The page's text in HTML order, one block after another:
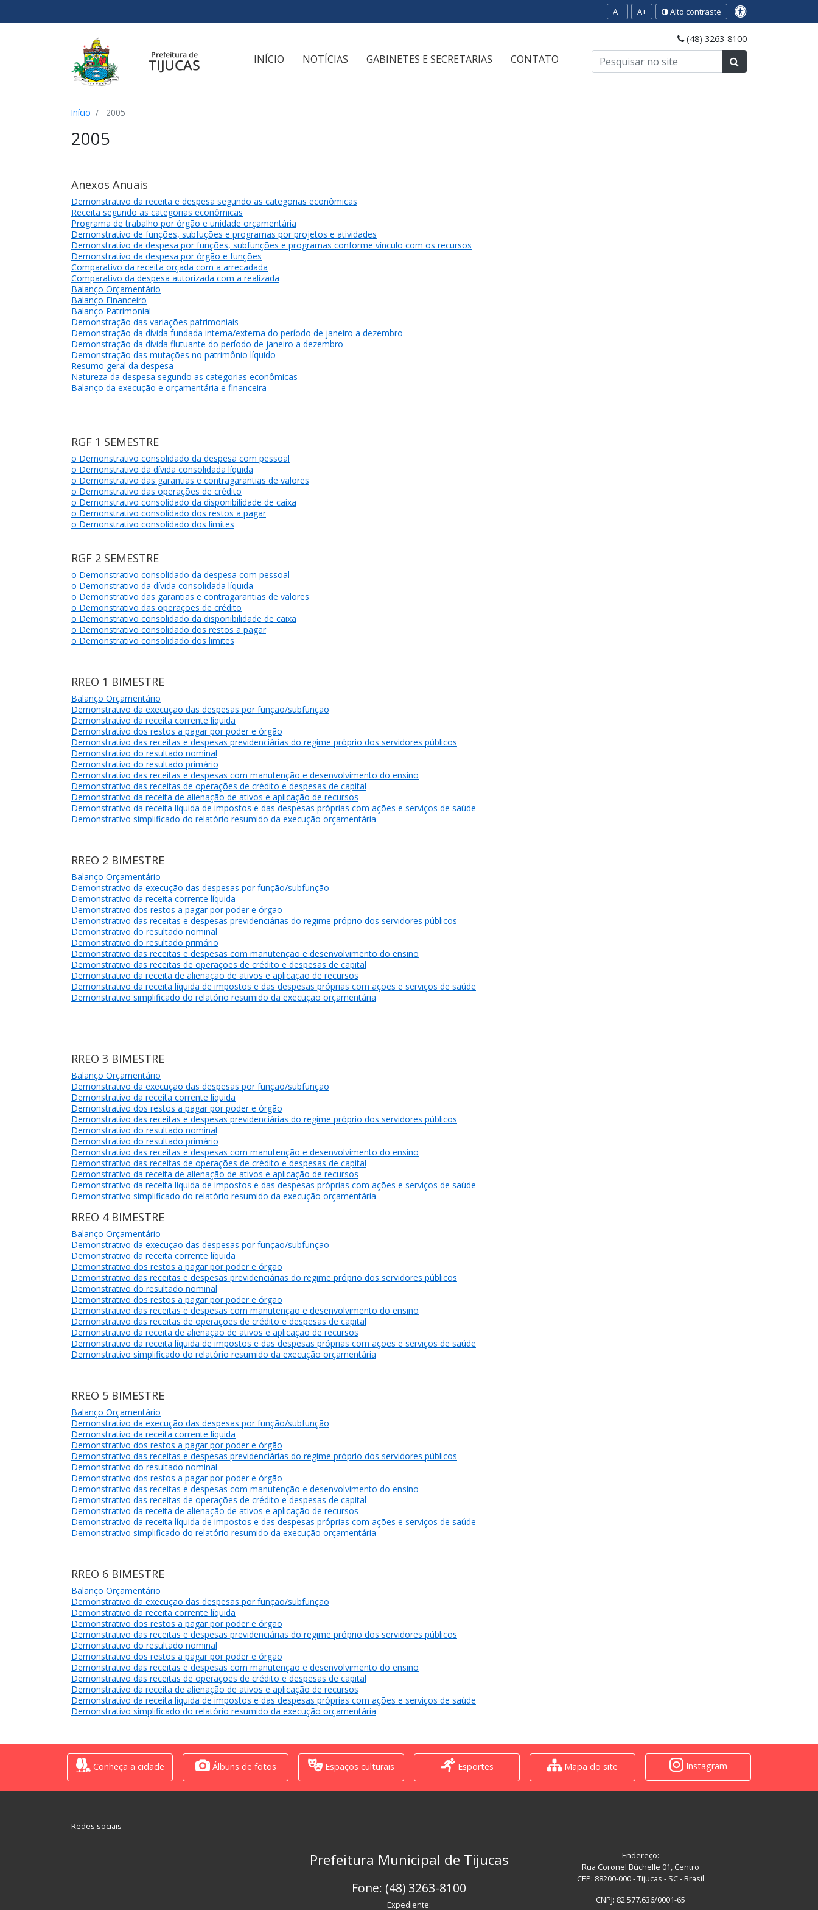
A− A+ Alto contraste
INÍCIO NOTÍCIAS GABINETES E SECRETARIAS CONTATO
(48) 3263-8100
Início 2005
2005
Anexos Anuais
Demonstrativo da receita e despesa segundo as categorias econômicas
Receita segundo as categorias econômicas
Programa de trabalho por órgão e unidade orçamentária
Demonstrativo de funções, subfuções e programas por projetos e atividades
Demonstrativo da despesa por funções, subfunções e programas conforme vínculo com os recursos
Demonstrativo da despesa por órgão e funções
Comparativo da receita orçada com a arrecadada
Comparativo da despesa autorizada com a realizada
Balanço Orçamentário
Balanço Financeiro
Balanço Patrimonial
Demonstração das variações patrimoniais
Demonstração da dívida fundada interna/externa do período de janeiro a dezembro
Demonstração da dívida flutuante do período de janeiro a dezembro
Demonstração das mutações no patrimônio líquido
Resumo geral da despesa
Natureza da despesa segundo as categorias econômicas
Balanço da execução e orçamentária e financeira
RGF 1 SEMESTRE
o Demonstrativo consolidado da despesa com pessoal
o Demonstrativo da dívida consolidada líquida
o Demonstrativo das garantias e contragarantias de valores
o Demonstrativo das operações de crédito
o Demonstrativo consolidado da disponibilidade de caixa
o Demonstrativo consolidado dos restos a pagar
o Demonstrativo consolidado dos limites
RGF 2 SEMESTRE
o Demonstrativo consolidado da despesa com pessoal
o Demonstrativo da dívida consolidada líquida
o Demonstrativo das garantias e contragarantias de valores
o Demonstrativo das operações de crédito
o Demonstrativo consolidado da disponibilidade de caixa
o Demonstrativo consolidado dos restos a pagar
o Demonstrativo consolidado dos limites
RREO 1 BIMESTRE
Balanço Orçamentário
Demonstrativo da execução das despesas por função/subfunção
Demonstrativo da receita corrente líquida
Demonstrativo dos restos a pagar por poder e órgão
Demonstrativo das receitas e despesas previdenciárias do regime próprio dos servidores públicos
Demonstrativo do resultado nominal
Demonstrativo do resultado primário
Demonstrativo das receitas e despesas com manutenção e desenvolvimento do ensino
Demonstrativo das receitas de operações de crédito e despesas de capital
Demonstrativo da receita de alienação de ativos e aplicação de recursos
Demonstrativo da receita líquida de impostos e das despesas próprias com ações e serviços de saúde
Demonstrativo simplificado do relatório resumido da execução orçamentária
RREO 2 BIMESTRE
Balanço Orçamentário
Demonstrativo da execução das despesas por função/subfunção
Demonstrativo da receita corrente líquida
Demonstrativo dos restos a pagar por poder e órgão
Demonstrativo das receitas e despesas previdenciárias do regime próprio dos servidores públicos
Demonstrativo do resultado nominal
Demonstrativo do resultado primário
Demonstrativo das receitas e despesas com manutenção e desenvolvimento do ensino
Demonstrativo das receitas de operações de crédito e despesas de capital
Demonstrativo da receita de alienação de ativos e aplicação de recursos
Demonstrativo da receita líquida de impostos e das despesas próprias com ações e serviços de saúde
Demonstrativo simplificado do relatório resumido da execução orçamentária
RREO 3 BIMESTRE
Balanço Orçamentário
Demonstrativo da execução das despesas por função/subfunção
Demonstrativo da receita corrente líquida
Demonstrativo dos restos a pagar por poder e órgão
Demonstrativo das receitas e despesas previdenciárias do regime próprio dos servidores públicos
Demonstrativo do resultado nominal
Demonstrativo do resultado primário
Demonstrativo das receitas e despesas com manutenção e desenvolvimento do ensino
Demonstrativo das receitas de operações de crédito e despesas de capital
Demonstrativo da receita de alienação de ativos e aplicação de recursos
Demonstrativo da receita líquida de impostos e das despesas próprias com ações e serviços de saúde
Demonstrativo simplificado do relatório resumido da execução orçamentária
RREO 4 BIMESTRE
Balanço Orçamentário
Demonstrativo da execução das despesas por função/subfunção
Demonstrativo da receita corrente líquida
Demonstrativo dos restos a pagar por poder e órgão
Demonstrativo das receitas e despesas previdenciárias do regime próprio dos servidores públicos
Demonstrativo do resultado nominal
Demonstrativo dos restos a pagar por poder e órgão
Demonstrativo das receitas e despesas com manutenção e desenvolvimento do ensino
Demonstrativo das receitas de operações de crédito e despesas de capital
Demonstrativo da receita de alienação de ativos e aplicação de recursos
Demonstrativo da receita líquida de impostos e das despesas próprias com ações e serviços de saúde
Demonstrativo simplificado do relatório resumido da execução orçamentária
RREO 5 BIMESTRE
Balanço Orçamentário
Demonstrativo da execução das despesas por função/subfunção
Demonstrativo da receita corrente líquida
Demonstrativo dos restos a pagar por poder e órgão
Demonstrativo das receitas e despesas previdenciárias do regime próprio dos servidores públicos
Demonstrativo do resultado nominal
Demonstrativo dos restos a pagar por poder e órgão
Demonstrativo das receitas e despesas com manutenção e desenvolvimento do ensino
Demonstrativo das receitas de operações de crédito e despesas de capital
Demonstrativo da receita de alienação de ativos e aplicação de recursos
Demonstrativo da receita líquida de impostos e das despesas próprias com ações e serviços de saúde
Demonstrativo simplificado do relatório resumido da execução orçamentária
RREO 6 BIMESTRE
Balanço Orçamentário
Demonstrativo da execução das despesas por função/subfunção
Demonstrativo da receita corrente líquida
Demonstrativo dos restos a pagar por poder e órgão
Demonstrativo das receitas e despesas previdenciárias do regime próprio dos servidores públicos
Demonstrativo do resultado nominal
Demonstrativo dos restos a pagar por poder e órgão
Demonstrativo das receitas e despesas com manutenção e desenvolvimento do ensino
Demonstrativo das receitas de operações de crédito e despesas de capital
Demonstrativo da receita de alienação de ativos e aplicação de recursos
Demonstrativo da receita líquida de impostos e das despesas próprias com ações e serviços de saúde
Demonstrativo simplificado do relatório resumido da execução orçamentária
Conheça a cidade Álbuns de fotos Espaços culturais Esportes Mapa do site Instagram
Redes sociais
Prefeitura Municipal de Tijucas
Fone: (48) 3263-8100
Expediente:
Endereço:
Rua Coronel Büchelle 01, Centro
CEP: 88200-000 - Tijucas - SC - Brasil
CNPJ: 82.577.636/0001-65